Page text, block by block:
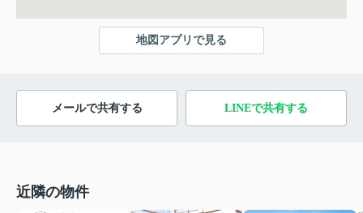
地図アプリで見る
メールで共有する LINEで共有する
近隣の物件